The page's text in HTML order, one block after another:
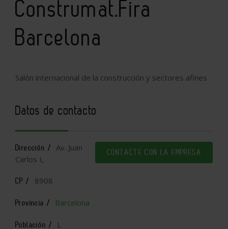
Construmat.Fira
Barcelona
Salón internacional de la construcción y sectores afines
Datos de contacto
CONTACTE CON LA EMPRESA
Dirección / Av. Juan
Carlos I,
CP / 8908
Provincia / Barcelona
Población / L